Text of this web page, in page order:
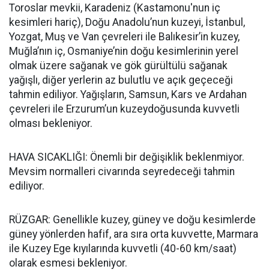
Toroslar mevkii, Karadeniz (Kastamonu'nun iç
kesimleri hariç), Doğu Anadolu’nun kuzeyi, İstanbul,
Yozgat, Muş ve Van çevreleri ile Balıkesir’in kuzey,
Muğla’nın iç, Osmaniye’nin doğu kesimlerinin yerel
olmak üzere sağanak ve gök gürültülü sağanak
yağışlı, diğer yerlerin az bulutlu ve açık geçeceği
tahmin ediliyor. Yağışların, Samsun, Kars ve Ardahan
çevreleri ile Erzurum’un kuzeydoğusunda kuvvetli
olması bekleniyor.
HAVA SICAKLIĞI: Önemli bir değişiklik beklenmiyor.
Mevsim normalleri civarında seyredeceği tahmin
ediliyor.
RÜZGAR: Genellikle kuzey, güney ve doğu kesimlerde
güney yönlerden hafif, ara sıra orta kuvvette, Marmara
ile Kuzey Ege kıyılarında kuvvetli (40-60 km/saat)
olarak esmesi bekleniyor.